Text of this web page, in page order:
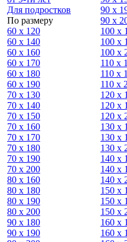
Для подростков
По размеру
60 х 120
60 х 140
60 х 160
60 х 170
60 х 180
60 х 190
70 х 130
70 х 140
70 х 150
70 х 160
70 х 170
70 х 180
70 х 190
70 х 200
80 х 160
80 х 180
80 x 190
80 x 200
90 х 180
90 x 190
90 x
90 x
100 x
100 х
100 x
110 x
110 х
110 х
120 х
120 х
120 х
130 х
130 х
130 х
140 х
140 х
140 х
150 х
150 х
150 х
160 х
160 х